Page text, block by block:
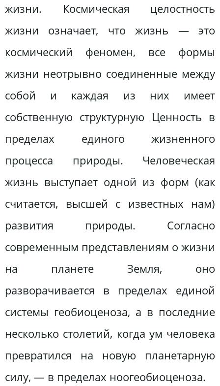
жизни. Космическая целостность
жизни означает, что жизнь — это
космический феномен, все формы
жизни неотрывно соединенные между
собой и каждая из них имеет
собственную структурную Ценность в
пределах единого жизненного
процесса природы. Человеческая
жизнь выступает одной из форм (как
считается, высшей с известных нам)
развития природы. Согласно
современным представлениям о жизни
на планете Земля, оно
разворачивается в пределах единой
системы геобиоценоза, а в последние
несколько столетий, когда ум человека
превратился на новую планетарную
силу, — в пределах ноогеобиоценоза.